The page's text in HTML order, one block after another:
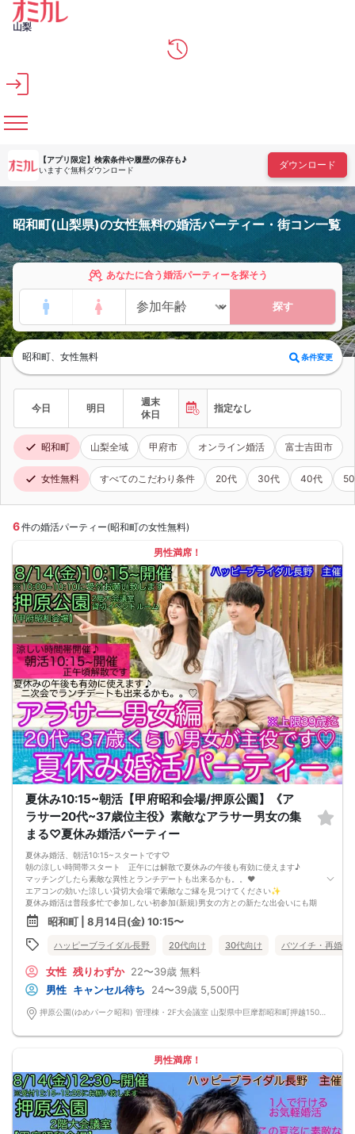
メインコンテンツへスキップ
山梨
【アプリ限定】 検索条件や履歴の保存も♪
いますぐ無料ダウンロード
ダウンロード
昭和町(山梨県)の女性無料の婚活パーティー・街コン一覧
あなたに合う婚活パーティーを探そう
探す
昭和町、女性無料 条件変更
今日 明日
週末
休日
指定なし
昭和町 山梨全域 甲府市 オンライン婚活 富士吉田市
女性無料 すべてのこだわり条件 20代 30代 40代
6件の婚活パーティー(昭和町の女性無料)
男性満席！
夏休み10:15~朝活【甲府昭和会場/押原公園】《ア
ラサー20代~37歳位主役》素敵なアラサー男女の集
まる♡夏休み婚活パーティー
夏休み婚活、朝活10:15~スタートです♡
朝の涼しい時間帯スタート 正午には解散で夏休みの午後も有効に使えます♪
マッチングしたら素敵な異性とランチデートも出来るかも。。❤️
エアコンの効いた涼しい貸切大会場で素敵なご縁を見つけてください✨
夏休み婚活は普段多忙で参加しない初参加(新規)男女の方との新たな出会いにも期
待大♡初参加男女大歓迎✨
1人参加率97% 服装自由♪ 連絡先カードでお渡し自由(枚数制限無し)
お気軽婚活パーティー 気楽な気持ちでご参加ください！
年齢層は20代〜37歳くらいアラサー男女が主役です❤️
@男性24~37歳位/女性22~37歳位 が主役♡ ※上限39歳迄
※婚歴は問いません(初婚・再婚希望共に参加OK)
【女性に安心ルール】
★マッチングした方同士だけ直接連絡先交換OK/連絡先交換カードにて連絡先の
お渡しは自由♪
女性応援キャンペーン→早割①にて0円ご招待の特別参加費♪(早割②500円・当
【甲府昭和会場】
甲府昭和中心部 100台以上駐車可/大型無料駐車場完備の『押原公園』貸切イベ
ントルーム開催
「サッカー協会」と書いてある、公園敷地内の管理棟・会館2階の大会議にて開催
毎回マッチング多数出てます♡幸せ会場 押原公園✨
昭和町 | 8月14日(金) 10:15〜
ハッピーブライダル長野 20代向け 30代向け バツイチ・再婚
女性 残りわずか 22〜39歳 無料
男性 キャンセル待ち 24〜39歳 5,500円
押原公園(ゆめパーク昭和) 管理棟・2F大会議室 山梨県中巨摩郡昭和町押越1500-1
男性満席！